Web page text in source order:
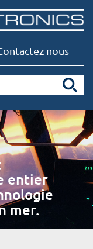
nous
entier
mer.